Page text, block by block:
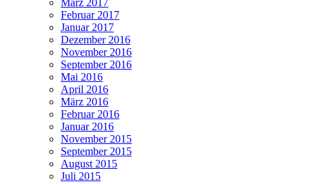
März 2017
Februar 2017
Januar 2017
Dezember 2016
November 2016
September 2016
Mai 2016
April 2016
März 2016
Februar 2016
Januar 2016
November 2015
September 2015
August 2015
Juli 2015